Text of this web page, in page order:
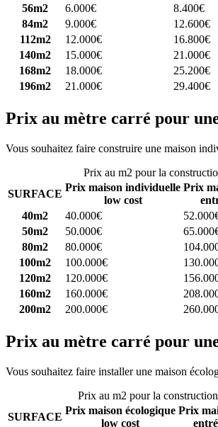
56m2
6.000€ 8.400€
84m2
9.000€ 12.600€
112m2
12.000€ 16.800€
140m2
15.000€ 21.000€
168m2
18.000€ 25.200€
196m2
21.000€ 29.400€
Prix au mètre carré pour
Vous souhaitez faire construire une maison
Prix au m2 pour la
SURFACE
Prix maison individuelle
low cost
Prix
40m2
40.000€
50m2
50.000€
80m2
80.000€
100m2
100.000€
120m2
120.000€
160m2
160.000€
200m2
200.000€
Prix au mètre carré pour
Vous souhaitez faire installer une maison
Prix au m2 pour la
SURFACE
Prix maison écologique
low cost
Prix